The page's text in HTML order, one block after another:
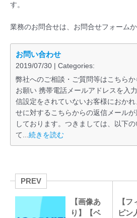
す。
業務のお問合せは、お問合せフォーム
お問い合わせ
2019/07/30 | Categories:
弊社へのご相談・ご質問等はこちらか
お願い 携帯電話メールアドレスを入
信設定をされていないお客様におか
せに対するこちらからの返信メール
しております。つきましては、以下
て...続きを読む
PREV
【画像あ
り】【ベ
【フ
ピン